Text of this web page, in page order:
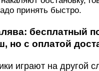
принять быстро.
бесплатный
но с оплатой
играют на другой